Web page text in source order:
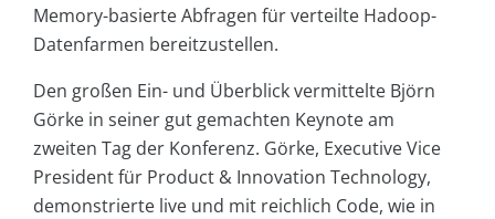
Memory-basierte Abfragen für verteilte Hadoop-
Datenfarmen bereitzustellen.
Den großen Ein- und Überblick vermittelte Björn
Görke in seiner gut gemachten Keynote am
zweiten Tag der Konferenz. Görke, Executive Vice
President für Product & Innovation Technology,
demonstrierte live und mit reichlich Code, wie in